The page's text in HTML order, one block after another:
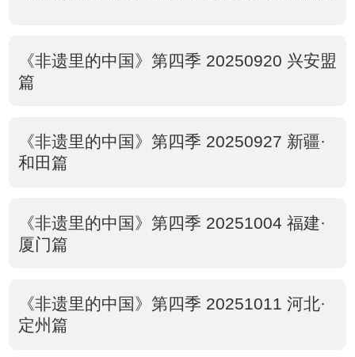
《非遗里的中国》第四季 20250920 兴安盟
篇
《非遗里的中国》第四季 20250927 新疆·
和田篇
《非遗里的中国》第四季 20251004 福建·
厦门篇
《非遗里的中国》第四季 20251011 河北·
定州篇